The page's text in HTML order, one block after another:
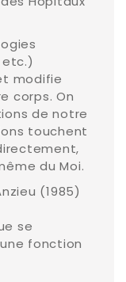
etc.)
modifie
corps. On
de notre
touchent
du Moi.
(1985)
se
fonction